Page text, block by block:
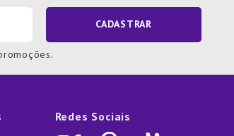
CADASTRAR
Redes Sociais